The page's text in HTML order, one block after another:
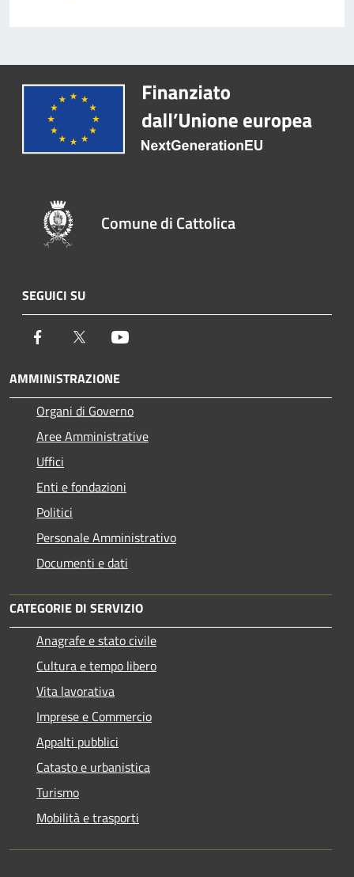
Comune di Cattolica
SEGUICI SU
Facebook Twitter
AMMINISTRAZIONE
Organi di Governo
Aree Amministrative
Uffici
Enti e fondazioni
Politici
Personale Amministrativo
Documenti e dati
CATEGORIE DI SERVIZIO
Anagrafe e stato civile
Cultura e tempo libero
Vita lavorativa
Imprese e Commercio
Appalti pubblici
Catasto e urbanistica
Turismo
Mobilità e trasporti